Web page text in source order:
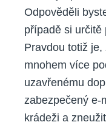
Odpověděli
případě si určitě
Pravdou totiž
mnohem více
uzavřenému
zabezpečený e-
krádeži a